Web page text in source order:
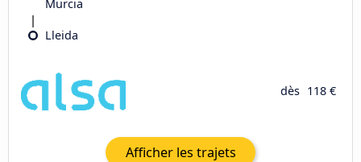
Murcia
Lleida
dès 118 €
Afficher les trajets